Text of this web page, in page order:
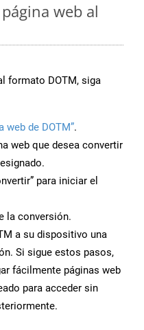
web al
formato DOTM, siga
web de DOTM”.
web que desea convertir
para iniciar el
la conversión.
a su dispositivo una
Si sigue estos pasos,
fácilmente páginas web
para acceder sin